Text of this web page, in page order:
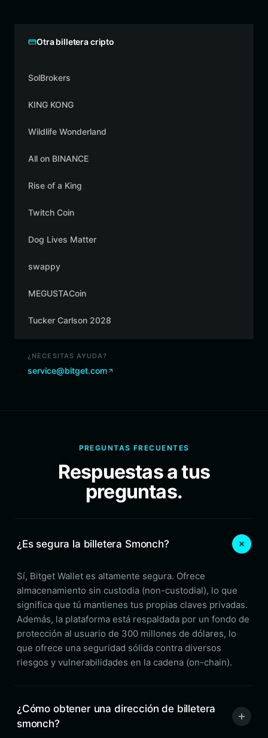
Otra billetera cripto
SolBrokers
KING KONG
Wildlife Wonderland
All on BINANCE
Rise of a King
Twitch Coin
Dog Lives Matter
swappy
MEGUSTACoin
Tucker Carlson 2028
¿NECESITAS AYUDA?
service@bitget.com
PREGUNTAS FRECUENTES
Respuestas a tus
preguntas.
¿Es segura la billetera Smonch?
Sí, Bitget Wallet es altamente segura. Ofrece
almacenamiento sin custodia (non-custodial), lo que
significa que tú mantienes tus propias claves privadas.
Además, la plataforma está respaldada por un fondo de
protección al usuario de 300 millones de dólares, lo
que ofrece una seguridad sólida contra diversos
riesgos y vulnerabilidades en la cadena (on-chain).
¿Cómo obtener una dirección de billetera
smonch?